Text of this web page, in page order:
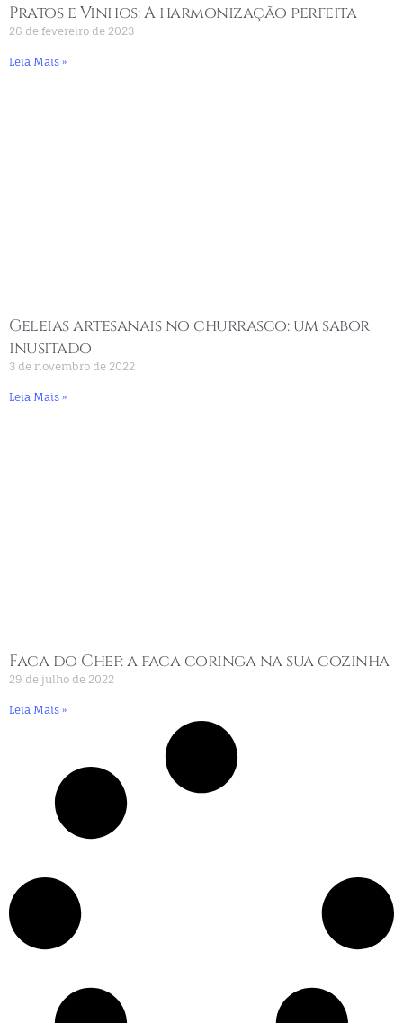
Pratos e Vinhos: A harmonização perfeita
26 de fevereiro de 2023
Leia Mais »
Geleias artesanais no churrasco: um sabor
inusitado
3 de novembro de 2022
Leia Mais »
Faca do Chef: a faca coringa na sua cozinha
29 de julho de 2022
Leia Mais »